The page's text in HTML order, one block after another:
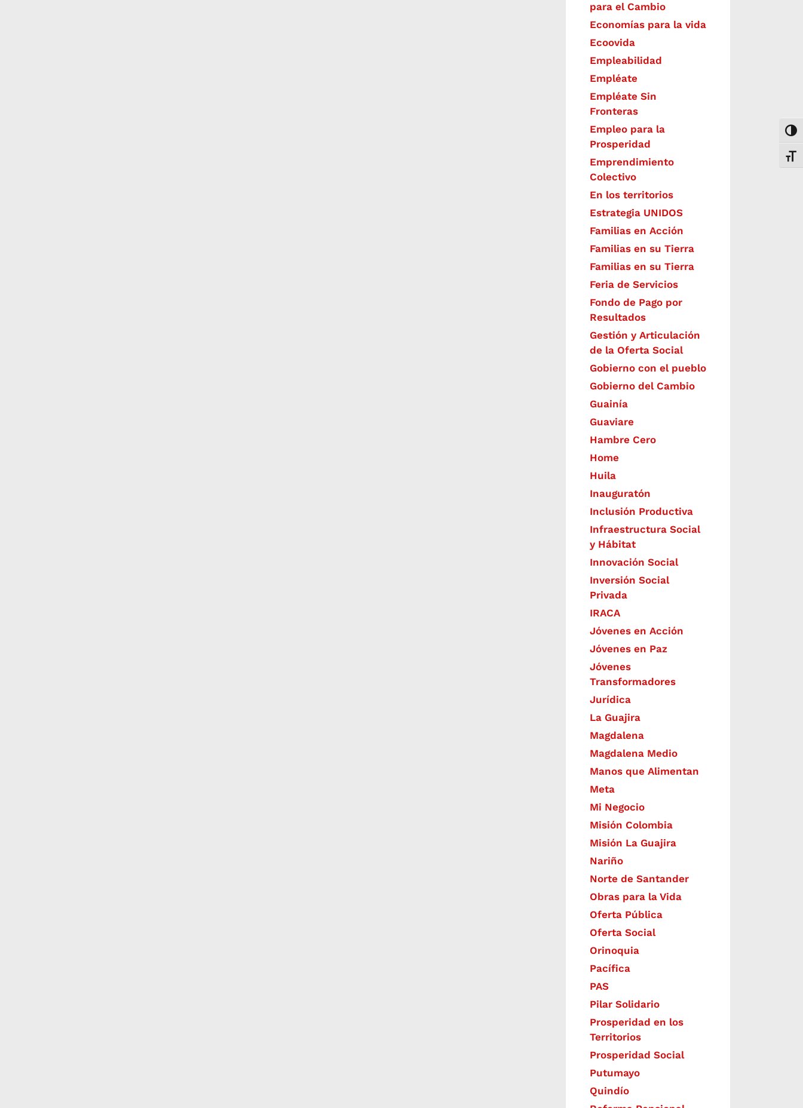
para el Cambio
Economías para la vida
Ecoovida
Empleabilidad
Empléate
Empléate Sin
Fronteras
Empleo para la
Prosperidad
Emprendimiento
Colectivo
En los territorios
Estrategia UNIDOS
Familias en Acción
Familias en su Tierra
Familias en su Tierra
Feria de Servicios
Fondo de Pago por
Resultados
Gestión y Articulación
de la Oferta Social
Gobierno con el pueblo
Gobierno del Cambio
Guainía
Guaviare
Hambre Cero
Home
Huila
Inauguratón
Inclusión Productiva
Infraestructura Social
y Hábitat
​Innovación Social
Inversión Social
Privada
IRACA
Jóvenes en Acción
Jóvenes en Paz
Jóvenes
Transformadores
Jurídica
La Guajira
Magdalena
Magdalena Medio
Manos que Alimentan
Meta
Mi Negocio
Misión Colombia
Misión La Guajira
Nariño
Norte de Santander
Obras para la Vida
Oferta Pública
Oferta Social​​
Orinoquia
Pacífica
PAS
Pilar Solidario
Prosperidad en los
Territorios
Prosperidad Social
Putumayo
Quindío